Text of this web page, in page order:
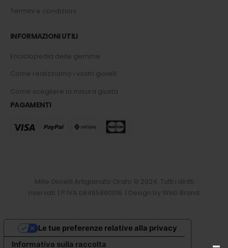
Termini e condizioni
INFORMAZIONI UTILI
Enciclopedia delle gemme
Come realizziamo i vostri gioielli
Come scegliere la misura giusta
PAGAMENTI
Mille Gioielli Artigianato Orafo © 2024. Tutti i diritti
riservati. | P.IVA 08465860016. | Design by Web Brand
Informativa sulla raccolta
Le tue preferenze relative alla privacy